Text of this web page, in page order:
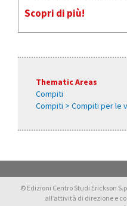
Scopri di più!
Thematic Areas
Compiti
Compiti > Compiti per le
© Edizioni Centro Studi Erickson
all’attività di direzione e